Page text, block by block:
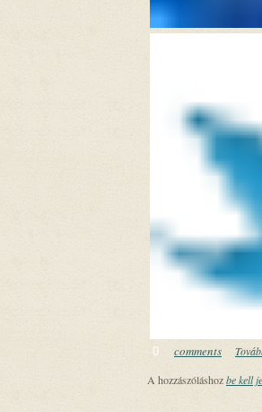
0 comments
A hozzászóláshozbe kell